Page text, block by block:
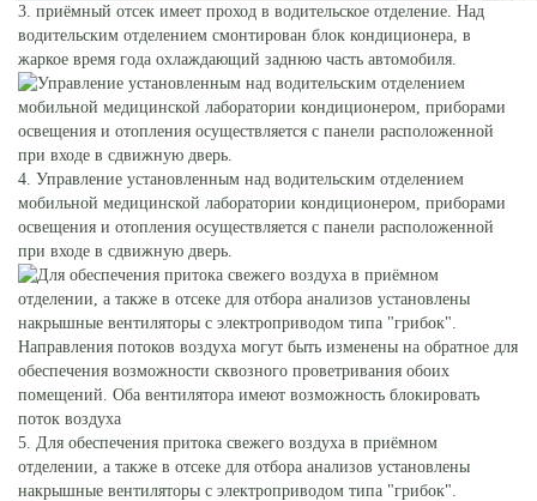
3. приёмный отсек имеет проход в водительское отделение. Над
водительским отделением смонтирован блок кондиционера, в
жаркое время года охлаждающий заднюю часть автомобиля.
4. Управление установленным над водительским отделением
мобильной медицинской лаборатории кондиционером, приборами
освещения и отопления осуществляется с панели расположенной
при входе в сдвижную дверь.
5. Для обеспечения притока свежего воздуха в приёмном
отделении, а также в отсеке для отбора анализов установлены
накрышные вентиляторы с электроприводом типа "грибок".